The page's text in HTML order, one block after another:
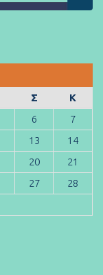
Σ
Κ
6
7
13
14
20
21
27
28